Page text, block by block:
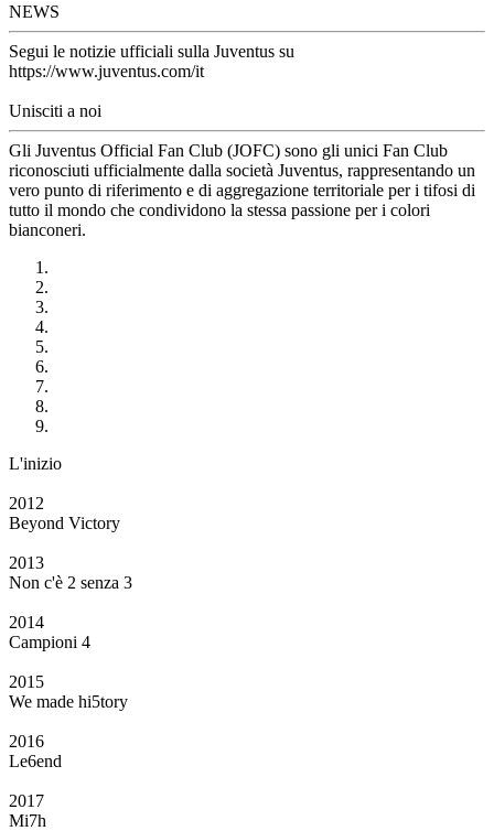
NEWS
Segui le notizie ufficiali sulla Juventus su
https://www.juventus.com/it
Unisciti a noi
Gli Juventus Official Fan Club (JOFC) sono gli unici Fan Club
riconosciuti ufficialmente dalla società Juventus, rappresentando un
vero punto di riferimento e di aggregazione territoriale per i tifosi di
tutto il mondo che condividono la stessa passione per i colori
bianconeri.
L'inizio
2012
Beyond Victory
2013
Non c'è 2 senza 3
2014
Campioni 4
2015
We made hi5tory
2016
Le6end
2017
Mi7h